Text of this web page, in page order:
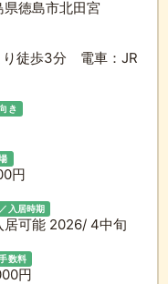
県徳島市北田宮
り徒歩3分 電車：JR
き
円
入居時期
居可能 2026/ 4中旬
数料
円